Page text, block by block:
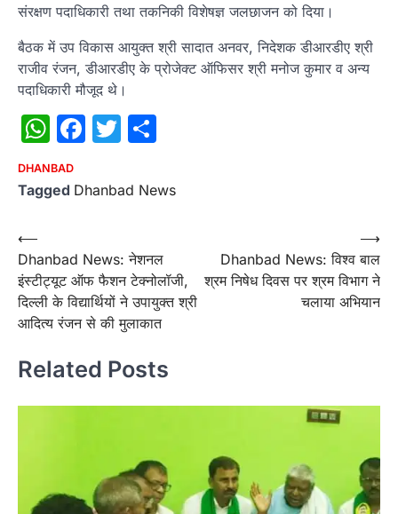
संरक्षण पदाधिकारी तथा तकनिकी विशेषज्ञ जलछाजन को दिया।
बैठक में उप विकास आयुक्त श्री सादात अनवर, निदेशक डीआरडीए श्री
राजीव रंजन, डीआरडीए के प्रोजेक्ट ऑफिसर श्री मनोज कुमार व अन्य
पदाधिकारी मौजूद थे।
WhatsApp
Facebook
Twitter
DHANBAD
Tagged Dhanbad News
Post
navigation
⟵
Dhanbad News: नेशनल
इंस्टीट्यूट ऑफ फैशन टेक्नोलॉजी,
दिल्ली के विद्यार्थियों ने उपायुक्त श्री
आदित्य रंजन से की मुलाकात
Dhanbad News: विश्व बाल
श्रम निषेध दिवस पर श्रम विभाग ने
चलाया अभियान
⟶
Related Posts